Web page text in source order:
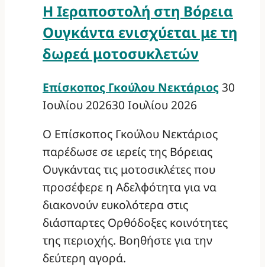
Η Ιεραποστολή στη Βόρεια
Ουγκάντα ενισχύεται με τη
δωρεά μοτοσυκλετών
Επίσκοπος Γκούλου Νεκτάριος 30
Ιουλίου 202630 Ιουλίου 2026
Ο Επίσκοπος Γκούλου Νεκτάριος
παρέδωσε σε ιερείς της Βόρειας
Ουγκάντας τις μοτοσικλέτες που
προσέφερε η Αδελφότητα για να
διακονούν ευκολότερα στις
διάσπαρτες Ορθόδοξες κοινότητες
της περιοχής. Βοηθήστε για την
δεύτερη αγορά.